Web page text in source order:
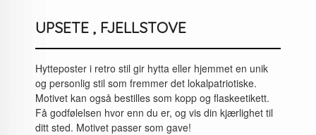
UPSETE , FJELLSTOVE
Hytteposter i retro stil gir hytta eller hjemmet en unik
og personlig stil som fremmer det lokalpatriotiske.
Motivet kan også bestilles som kopp og flaskeetikett.
Få godfølelsen hvor enn du er, og vis din kjærlighet til
ditt sted. Motivet passer som gave!